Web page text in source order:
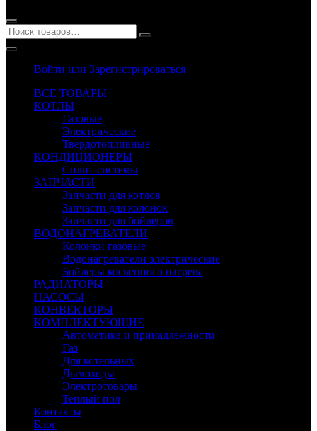
Войти или Зарегистрироваться
ВСЕ ТОВАРЫ
КОТЛЫ
Газовые
Электрические
Твердотопливные
КОНДИЦИОНЕРЫ
Сплит-системы
ЗАПЧАСТИ
Запчасти для котлов
Запчасти для колонок
Запчасти для бойлеров
ВОДОНАГРЕВАТЕЛИ
Колонки газовые
Водонагреватели электрические
Бойлеры косвенного нагрева
РАДИАТОРЫ
НАСОСЫ
КОНВЕКТОРЫ
КОМПЛЕКТУЮЩИЕ
Автоматика и принадлежности
Газ
Для котельных
Дымоходы
Электротовары
Теплый пол
Контакты
Блог